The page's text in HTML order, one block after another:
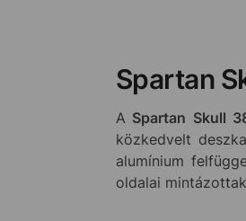
Spartan
A Spartan Skull
közkedvelt
alumínium
oldalai